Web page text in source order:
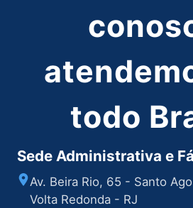
todo
Sede Administrativa e
Av. Beira Rio, 65 - Santo
Volta Redonda - RJ